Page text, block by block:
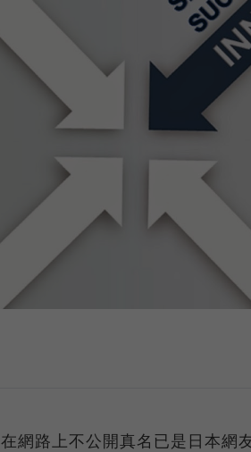
在網路上不公開真名已是日本網